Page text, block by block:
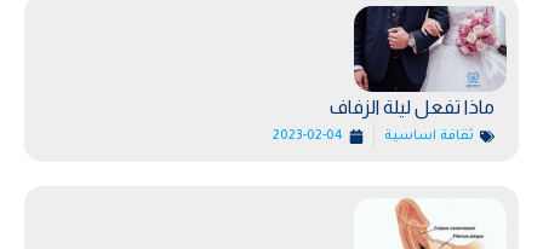
ماذا تفعل ليلة الزفاف
ثقافة اساسية 2023-02-04